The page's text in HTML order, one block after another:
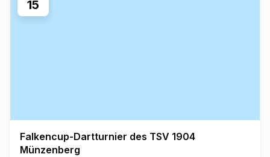
15
Falkencup-Dartturnier des TSV 1904
Münzenberg